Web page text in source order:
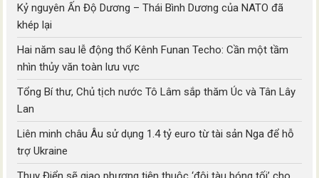
Kỷ nguyên Ấn Độ Dương – Thái Bình Dương của NATO đã
khép lại
Hai năm sau lễ động thổ Kênh Funan Techo: Cần một tầm
nhìn thủy văn toàn lưu vực
Tổng Bí thư, Chủ tịch nước Tô Lâm sắp thăm Úc và Tân Lây
Lan
Liên minh châu Âu sử dụng 1.4 tỷ euro từ tài sản Nga để hỗ
trợ Ukraine